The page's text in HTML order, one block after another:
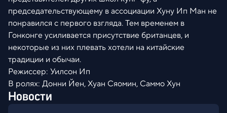
председательствующему в ассоциации Хуну Ип Ман не
понравился с первого взгляда. Тем временем в
Гонконге усиливается присутствие британцев, и
некоторые из них плевать хотели на китайские
традиции и обычаи.
Режиссер: Уилсон Ип
В ролях: Донни Йен, Хуан Сяомин, Саммо Хун
Новости